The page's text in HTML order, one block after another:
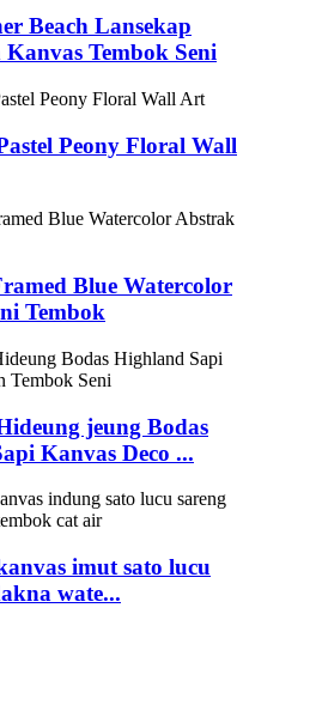
Beach Lansekap
Tembok Seni
Peony Floral Wall
Blue Watercolor
Tembok
jeung Bodas
Kanvas Deco ...
imut sato lucu
wate...